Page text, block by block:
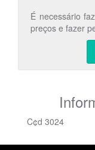
É necessário
preços e fazer
C¢d 3024